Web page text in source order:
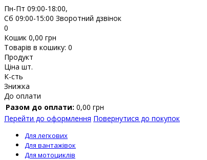
Пн-Пт 09:00-18:00,
Сб 09:00-15:00 Зворотний дзвінок
0
Кошик 0,00 грн
Товарів в кошику: 0
Продукт
Ціна шт.
К-сть
Знижка
До оплати
Разом до оплати: 0,00 грн
Перейти до оформлення Повернутися до покупок
Для легкових
Для вантажівок
Для мотоциклів